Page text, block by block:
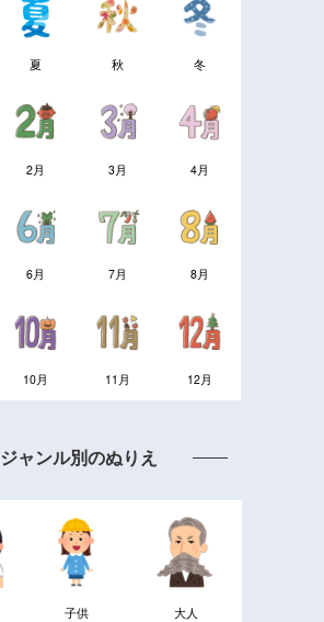
夏 秋 冬
2月 3月 4月
6月 7月 8月
10月 11月 12月
ジャンル別のぬりえ
子供 大人